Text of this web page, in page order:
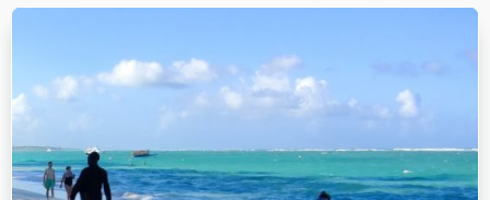
text">Page</span>